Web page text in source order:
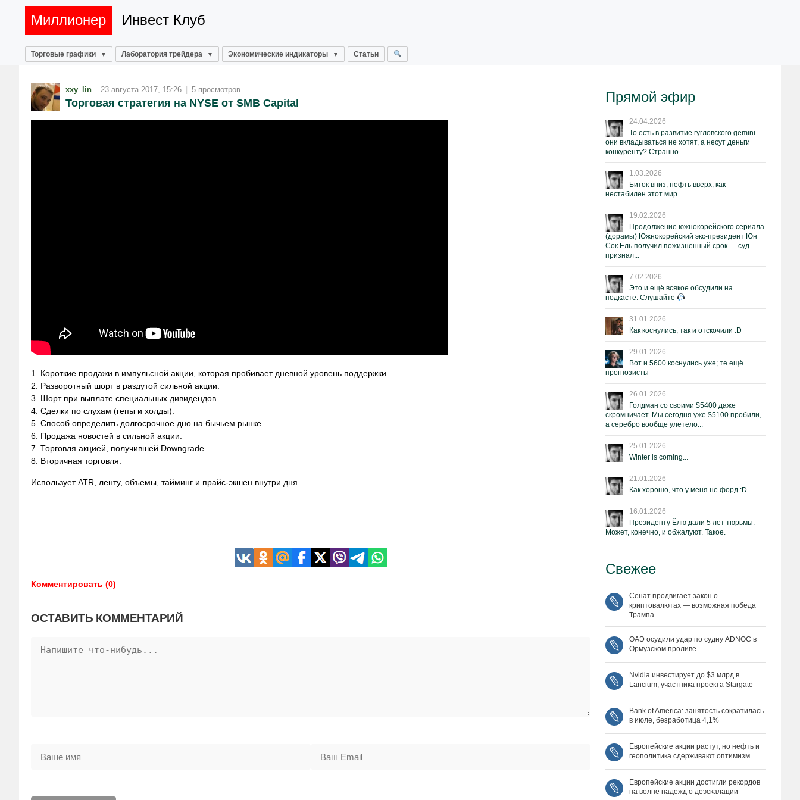
Миллионер Инвест Клуб
Торговые графики Лаборатория трейдера Экономические индикаторы Статьи
xxy_lin 23 августа 2017, 15:26 | 5 просмотров
Торговая стратегия на NYSE от SMB Capital
1. Короткие продажи в импульсной акции, которая пробивает дневной уровень поддержки.
2. Разворотный шорт в раздутой сильной акции.
3. Шорт при выплате специальных дивидендов.
4. Сделки по слухам (гепы и холды).
5. Способ определить долгосрочное дно на бычьем рынке.
6. Продажа новостей в сильной акции.
7. Торговля акцией, получившей Downgrade.
8. Вторичная торговля.
Использует АТR, ленту, объемы, тайминг и прайс-экшен внутри дня.
Комментировать (0)
ОСТАВИТЬ КОММЕНТАРИЙ
Прямой эфир
24.04.2026
То есть в развитие гугловского gemini
они вкладываться не хотят, а несут деньги
конкуренту? Странно...
1.03.2026
Биток вниз, нефть вверх, как
нестабилен этот мир...
19.02.2026
Продолжение южнокорейского сериала
(дорамы) Южнокорейский экс-президент Юн
Сок Ёль получил пожизненный срок — суд
признал...
7.02.2026
Это и ещё всякое обсудили на
подкасте. Слушайте
31.01.2026
Как коснулись, так и отскочили :D
29.01.2026
Вот и 5600 коснулись уже; те ещё
прогнозисты
26.01.2026
Голдман со своими $5400 даже
скромничает. Мы сегодня уже $5100 пробили,
а серебро вообще улетело...
25.01.2026
Winter is coming...
21.01.2026
Как хорошо, что у меня не форд :D
16.01.2026
Президенту Ёлю дали 5 лет тюрьмы.
Может, конечно, и обжалуют. Такое.
Свежее
Сенат продвигает закон о
криптовалютах — возможная победа
Трампа
ОАЭ осудили удар по судну ADNOC в
Ормузском проливе
Nvidia инвестирует до $3 млрд в
Lancium, участника проекта Stargate
Bank of America: занятость сократилась
в июле, безработица 4,1%
Европейские акции растут, но нефть и
геополитика сдерживают оптимизм
Европейские акции достигли рекордов
на волне надежд о деэскалации